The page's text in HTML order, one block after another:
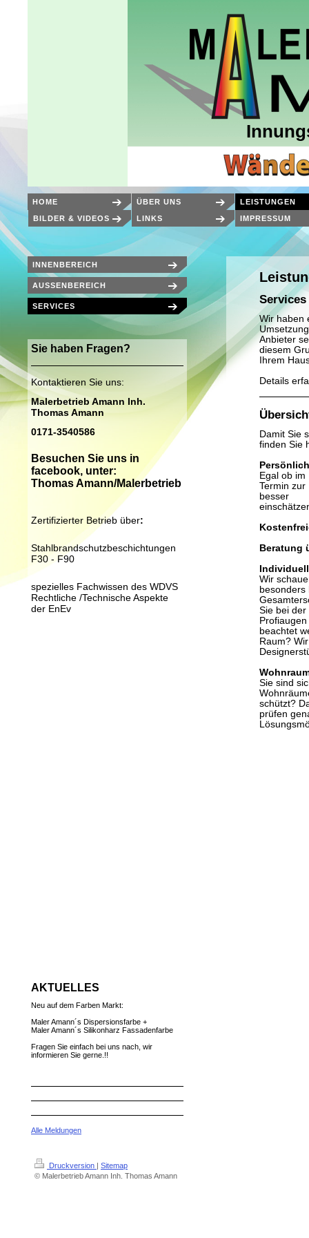
HOME ÜBER UNS
LEISTUNGEN
BILDER & VIDEOS
LINKS IMPRESSUM
Services
Wir haben
Anbieter
diesem
Ihrem
Details
Damit Sie
finden Sie
Egal ob
Termin zur
besser
Beratung
Wir
Sie bei der
beachtet
Raum?
Sie sind
schützt?
prüfen
INNENBEREICH
AUSSENBEREICH
SERVICES
Sie haben Fragen?
Kontaktieren Sie uns:
Malerbetrieb Amann Inh.
Thomas Amann
0171-3540586
Besuchen Sie uns in
facebook, unter:
Thomas Amann/Malerbetrieb
Zertifizierter Betrieb über:
Stahlbrandschutzbeschichtungen
F30 - F90
spezielles Fachwissen des WDVS
Rechtliche /Technische Aspekte
der EnEv
AKTUELLES
Neu auf dem Farben Markt:
Maler Amann´s Dispersionsfarbe +
Maler Amann´s Silikonharz Fassadenfarbe
Fragen Sie einfach bei uns nach, wir
informieren Sie gerne.!!
Alle Meldungen
Druckversion | Sitemap
© Malerbetrieb Amann Inh. Thomas Amann